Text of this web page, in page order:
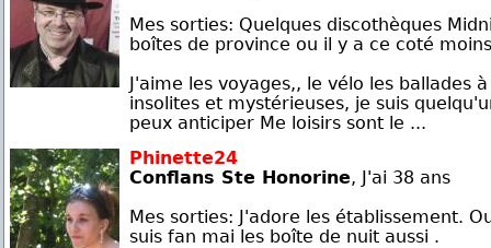
Mes sorties: Quelques discothèques
boîtes de province ou il y a ce coté
J'aime les voyages,, le vélo les ballades
insolites et mystérieuses, je suis
peux anticiper Me loisirs sont le ...
Phinette24
Conflans Ste Honorine, J'ai 38 ans
Mes sorties: J'adore les établissement.
suis fan mai les boîte de nuit aussi .